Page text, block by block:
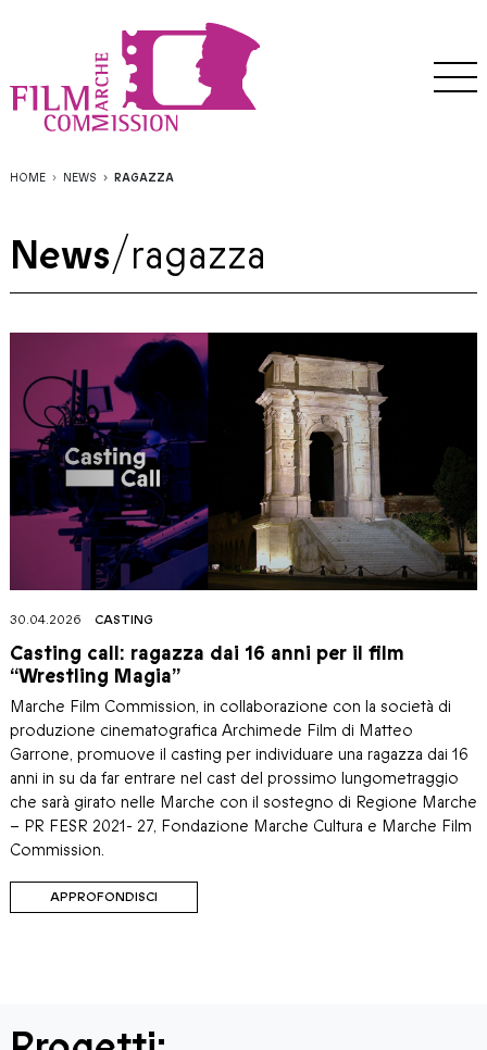
HOME NEWS RAGAZZA
News/ragazza
30.04.2026 CASTING
Casting call: ragazza dai 16 anni per il film
“Wrestling Magia”
Marche Film Commission, in collaborazione con la società di
produzione cinematografica Archimede Film di Matteo
Garrone, promuove il casting per individuare una ragazza dai 16
anni in su da far entrare nel cast del prossimo lungometraggio
che sarà girato nelle Marche con il sostegno di Regione Marche
– PR FESR 2021- 27, Fondazione Marche Cultura e Marche Film
Commission.
APPROFONDISCI